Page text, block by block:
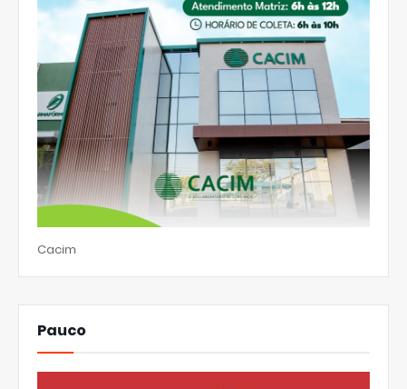
Cacim
Pauco